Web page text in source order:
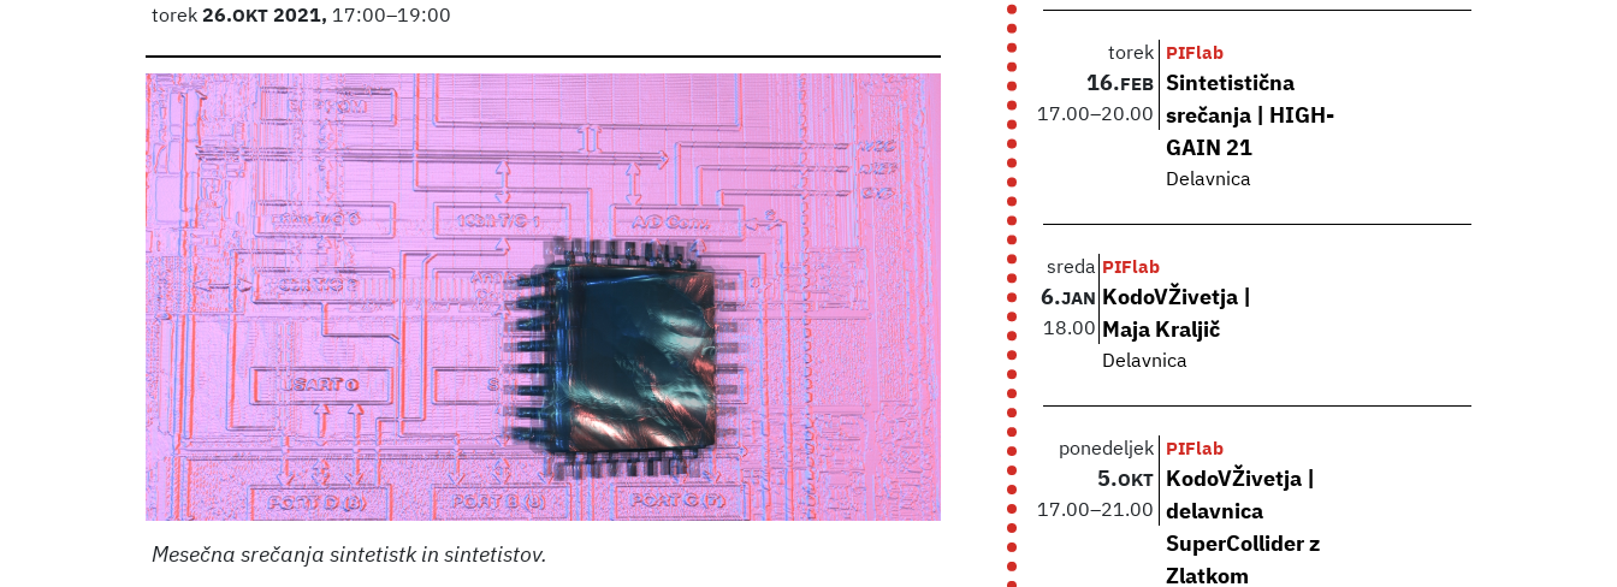
torek 26.OKT 2021, 17:00–19:00
Mesečna srečanja sintetistk in sintetistov.
torek
16. FEB
17.00–20.00
PIFlab
Sintetistična
srečanja | HIGH-
GAIN 21
Delavnica
sreda
6.JAN
18.00
PIFlab
KodoVŽivetja |
Maja Kraljič
Delavnica
ponedeljek
5.OKT
17.00–21.00
PIFlab
KodoVŽivetja |
delavnica
SuperCollider z
Zlatkom